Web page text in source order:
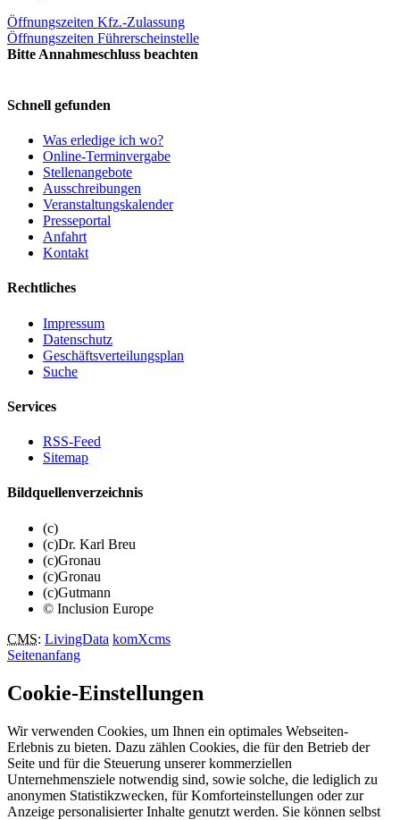
Öffnungszeiten Kfz.-Zulassung
Öffnungszeiten Führerscheinstelle
Bitte Annahmeschluss beachten
Schnell gefunden
Was erledige ich wo?
Online-Terminvergabe
Stellenangebote
Ausschreibungen
Veranstaltungskalender
Presseportal
Anfahrt
Kontakt
Rechtliches
Impressum
Datenschutz
Geschäftsverteilungsplan
Suche
Services
RSS-Feed
Sitemap
Bildquellenverzeichnis
(c)
(c)Dr. Karl Breu
(c)Gronau
(c)Gronau
(c)Gutmann
© Inclusion Europe
CMS: LivingData komXcms
Seitenanfang
Cookie-Einstellungen
Wir verwenden Cookies, um Ihnen ein optimales Webseiten-
Erlebnis zu bieten. Dazu zählen Cookies, die für den Betrieb der
Seite und für die Steuerung unserer kommerziellen
Unternehmensziele notwendig sind, sowie solche, die lediglich zu
anonymen Statistikzwecken, für Komforteinstellungen oder zur
Anzeige personalisierter Inhalte genutzt werden. Sie können selbst